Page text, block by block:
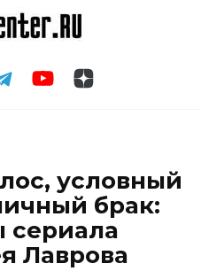
условный
брак:
сериала
Лаврова